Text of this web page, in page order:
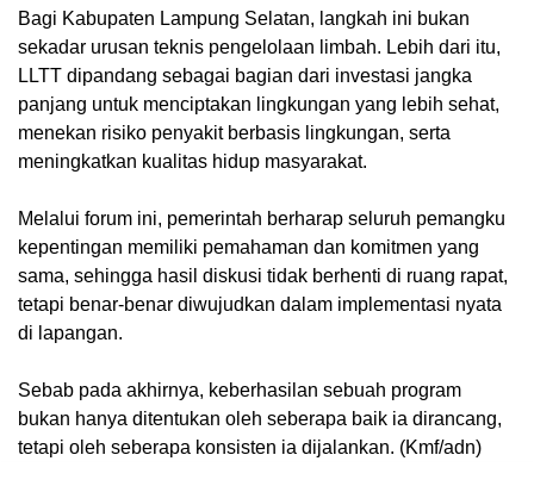
Bagi Kabupaten Lampung Selatan, langkah ini bukan
sekadar urusan teknis pengelolaan limbah. Lebih dari itu,
LLTT dipandang sebagai bagian dari investasi jangka
panjang untuk menciptakan lingkungan yang lebih sehat,
menekan risiko penyakit berbasis lingkungan, serta
meningkatkan kualitas hidup masyarakat.
Melalui forum ini, pemerintah berharap seluruh pemangku
kepentingan memiliki pemahaman dan komitmen yang
sama, sehingga hasil diskusi tidak berhenti di ruang rapat,
tetapi benar-benar diwujudkan dalam implementasi nyata
di lapangan.
Sebab pada akhirnya, keberhasilan sebuah program
bukan hanya ditentukan oleh seberapa baik ia dirancang,
tetapi oleh seberapa konsisten ia dijalankan. (Kmf/adn)